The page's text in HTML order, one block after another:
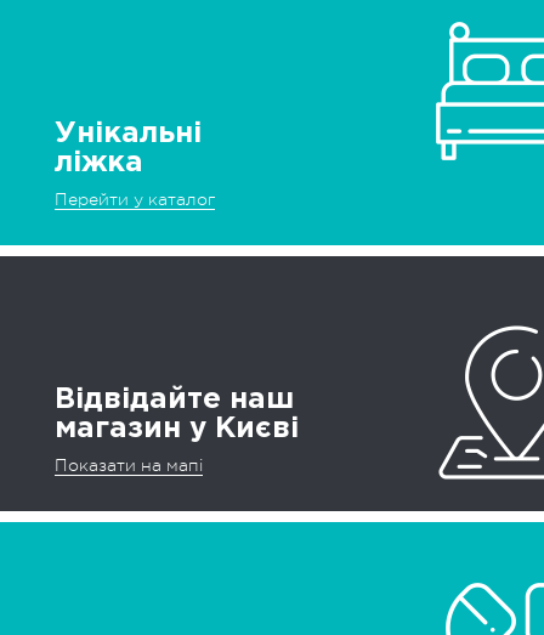
Унікальні
ліжка
Перейти у каталог
Відвідайте наш
магазин у Києві
Показати на мапі